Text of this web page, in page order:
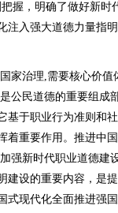
握，明确了做好新时
注入强大道德力量指
家治理,需要核心价值
公民道德的重要组成
基于职业行为准则和
着重要作用。推进中
强新时代职业道德建
建设的重要内容，是
式现代化全面推进强